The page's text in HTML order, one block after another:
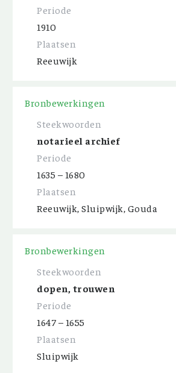
Periode
1910
Plaatsen
Reeuwijk
Bronbewerkingen
Steekwoorden
notarieel archief
Periode
1635 – 1680
Plaatsen
Reeuwijk, Sluipwijk, Gouda
Bronbewerkingen
Steekwoorden
dopen, trouwen
Periode
1647 – 1655
Plaatsen
Sluipwijk